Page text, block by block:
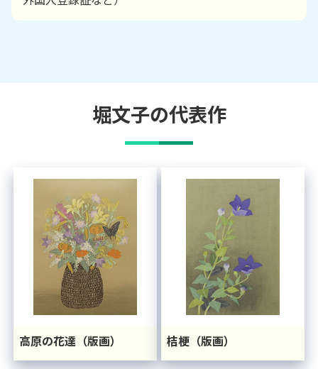
堀文子の代表作
高原の花達（版画） 桔梗（版画）